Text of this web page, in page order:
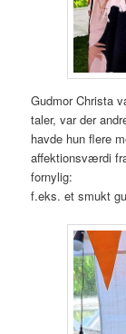
Gudmor Christa
taler, var der
havde hun flere
affektionsværdi
fornylig:
f.eks. et smukt